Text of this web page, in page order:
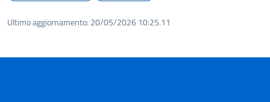
Ultimo aggiornamento: 20/05/2026 10:25.11